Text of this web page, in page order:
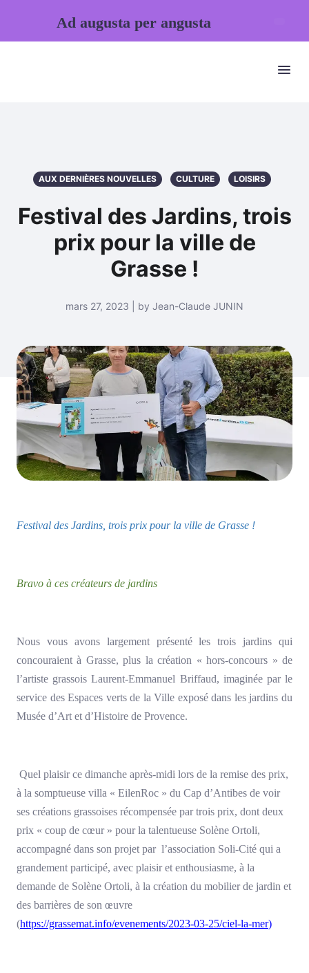
AUX DERNIÈRES NOUVELLES CULTURE LOISIRS
Festival des Jardins, trois
prix pour la ville de
Grasse !
mars 27, 2023 | by Jean-Claude JUNIN
Festival des Jardins, trois prix pour la ville de Grasse !
Bravo à ces créateurs de jardins
Nous vous avons largement présenté les trois jardins qui
concouraient à Grasse, plus la création « hors-concours » de
l’artiste grassois Laurent-Emmanuel Briffaud, imaginée par le
service des Espaces verts de la Ville exposé dans les jardins du
Musée d’Art et d’Histoire de Provence.
Quel plaisir ce dimanche après-midi lors de la remise des prix,
à la somptueuse villa « EilenRoc » du Cap d’Antibes de voir
ses créations grassoises récompensée par trois prix, dont deux
prix « coup de cœur » pour la talentueuse Solène Ortoli,
accompagné dans son projet par l’association Soli-Cité qui a
grandement participé, avec plaisir et enthousiasme, à la
demande de Solène Ortoli, à la création du mobilier de jardin et
des barrières de son œuvre
(https://grassemat.info/evenements/2023-03-25/ciel-la-mer)
Ad augusta per angusta